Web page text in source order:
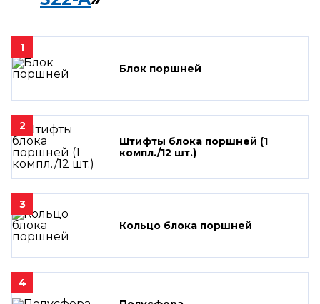
1
Блок поршней
2
Штифты блока поршней (1
компл./12 шт.)
3
Кольцо блока поршней
4